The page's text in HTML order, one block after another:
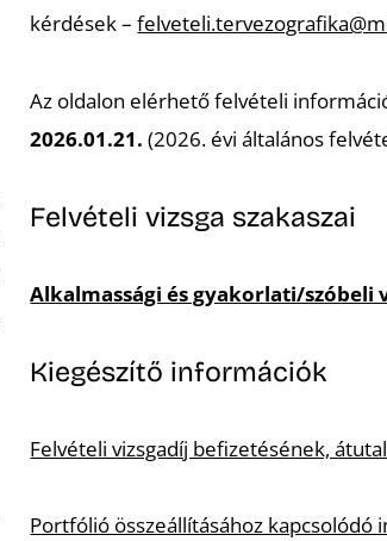
kérdések –
Az oldalon elérhető felvételi
2026.01.21. (2026. évi általános
Felvételi vizsga szakaszai
Alkalmassági és gyakorlati/szóbeli
Kiegészítő információk
Felvételi vizsgadíj befizetésének,
Portfólió összeállításához kapcsolódó